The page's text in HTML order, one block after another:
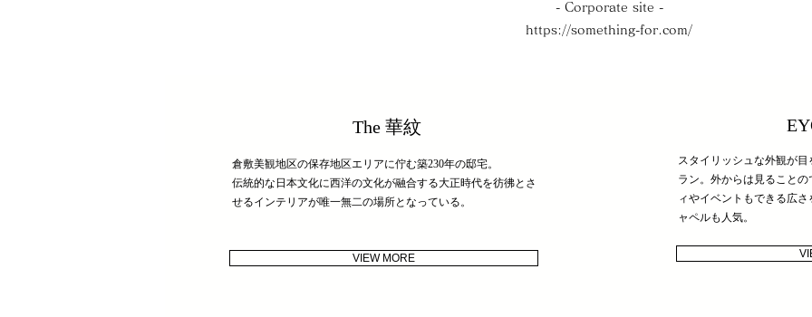
​- Corporate site -
https://something-for.com/
The 華紋
倉敷美観地区の保存地区エリアに佇む築230年の邸宅。
伝統的な日本文化に西洋の文化が融合する大正時代を彷彿とさ
せるインテリアが唯一無二の場所となっている。
VIEW MORE
スタイリッシュな外観が
ラン。外からは見ること
ィやイベントもできる広
ャペルも人気。